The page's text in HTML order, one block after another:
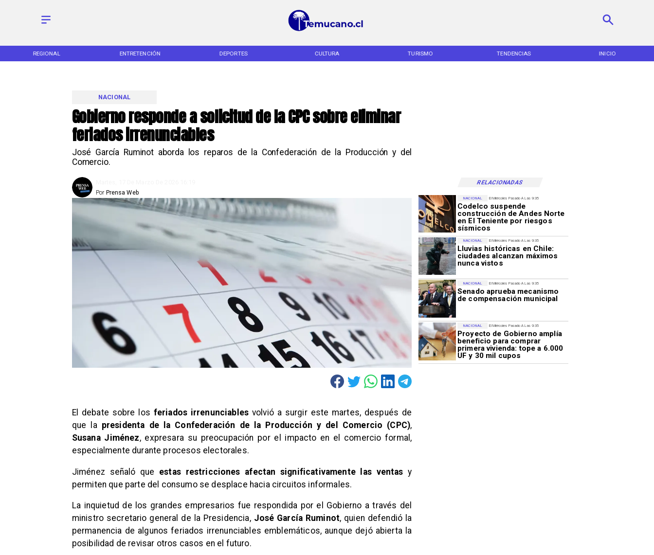
REGIONAL ENTRETENCIÓN DEPORTES CULTURA TURISMO TENDENCIAS INICIO
Gobierno responde a solicitud de la CPC sobre eliminar
feriados irrenunciables
José García Ruminot aborda los reparos de la Confederación de la Producción y del
Comercio.
NACIONAL
RELACIONADAS
Prensa Web
Por
El Miércoles Pasado A Las 9:35
Codelco suspende
construcción de Andes Norte
en El Teniente por riesgos
sísmicos
NACIONAL
El Miércoles Pasado A Las 9:35
Lluvias históricas en Chile:
ciudades alcanzan máximos
nunca vistos
NACIONAL
El Miércoles Pasado A Las 9:35
Senado aprueba mecanismo
de compensación municipal
NACIONAL
El Miércoles Pasado A Las 9:35
Proyecto de Gobierno amplía
beneficio para comprar
primera vivienda: tope a 6.000
UF y 30 mil cupos
NACIONAL
El debate sobre los feriados irrenunciables volvió a surgir este martes, después de
que la presidenta de la Confederación de la Producción y del Comercio (CPC),
Susana Jiménez, expresara su preocupación por el impacto en el comercio formal,
especialmente durante procesos electorales.
Jiménez señaló que estas restricciones afectan significativamente las ventas y
permiten que parte del consumo se desplace hacia circuitos informales.
La inquietud de los grandes empresarios fue respondida por el Gobierno a través del
ministro secretario general de la Presidencia, José García Ruminot, quien defendió la
permanencia de algunos feriados irrenunciables emblemáticos, aunque dejó abierta la
posibilidad de revisar otros casos en el futuro.